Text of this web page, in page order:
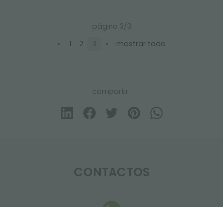
página 3/3
«
1 2 3 » mostrar todo
compartir
CONTACTOS